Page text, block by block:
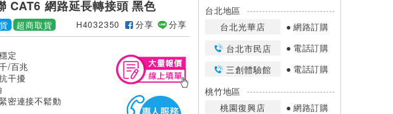
CAT6 網路延長轉接頭 黑色
超商取貨 H4032350 分享 分享
定
/百兆
干擾
密連接不鬆動
台北地區
台北光華店
網路訂購
台北市民店
電話訂購
三創體驗館
電話訂購
桃竹地區
桃園復興店
網路訂購